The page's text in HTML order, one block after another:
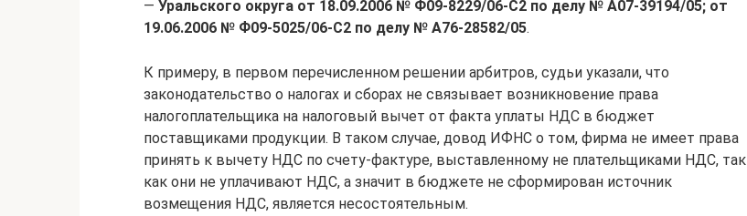
— Уральского округа от 18.09.2006 № Ф09-8229/06-С2 по делу № А07-39194/05; от
19.06.2006 № Ф09-5025/06-С2 по делу № А76-28582/05.
К примеру, в первом перечисленном решении арбитров, судьи указали, что
законодательство о налогах и сборах не связывает возникновение права
налогоплательщика на налоговый вычет от факта уплаты НДС в бюджет
поставщиками продукции. В таком случае, довод ИФНС о том, фирма не имеет права
принять к вычету НДС по счету-фактуре, выставленному не плательщиками НДС, так
как они не уплачивают НДС, а значит в бюджете не сформирован источник
возмещения НДС, является несостоятельным.